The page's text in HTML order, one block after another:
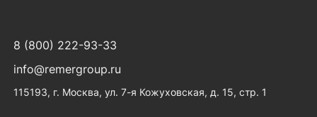
8 (800) 222-93-33
info@remergroup.ru
115193, г. Москва, ул. 7-я Кожуховская, д. 15, стр. 1